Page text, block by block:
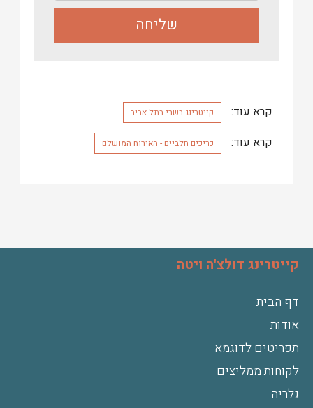
קרא עוד: קייטרינג בשרי בתל אביב
קרא עוד: כריכים חלביים - האירוח המושלם
קייטרינג דולצ'ה ויטה
דף הבית
אודות
תפריטים לדוגמא
לקוחות ממליצים
גלריה